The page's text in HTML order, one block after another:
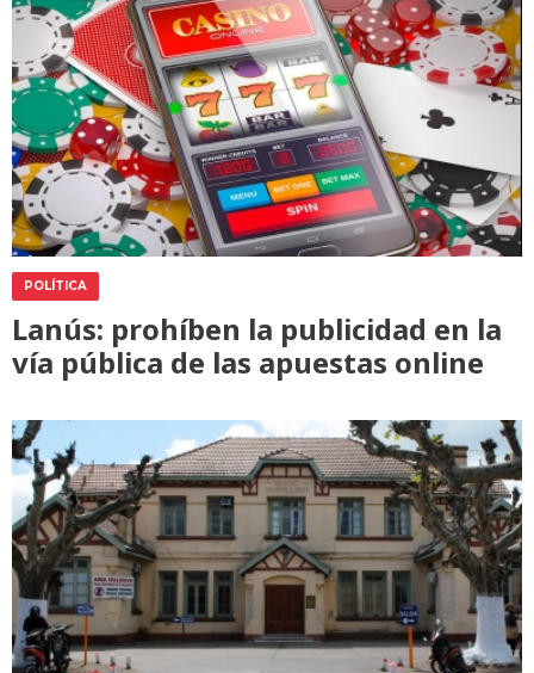
POLÍTICA
Lanús: prohíben la publicidad en la
vía pública de las apuestas online